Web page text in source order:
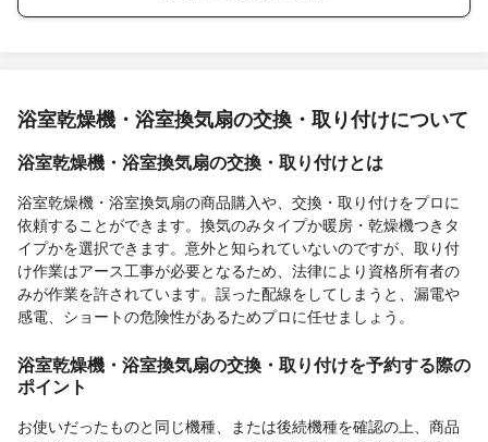
浴室乾燥機・浴室換気扇の交換・取り付けについて
浴室乾燥機・浴室換気扇の交換・取り付けとは
浴室乾燥機・浴室換気扇の商品購入や、交換・取り付けをプロに
依頼することができます。換気のみタイプか暖房・乾燥機つきタ
イプかを選択できます。意外と知られていないのですが、取り付
け作業はアース工事が必要となるため、法律により資格所有者の
みが作業を許されています。誤った配線をしてしまうと、漏電や
感電、ショートの危険性があるためプロに任せましょう。
浴室乾燥機・浴室換気扇の交換・取り付けを予約する際の
ポイント
お使いだったものと同じ機種、または後続機種を確認の上、商品